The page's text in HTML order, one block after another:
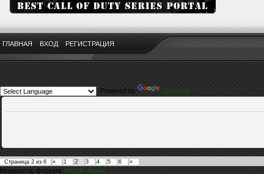
ГЛАВНАЯ ВХОД РЕГИСТРАЦИЯ
Powered by
Translate
Страница 2 из 6 « 1 2 3 4 5 6 »
Модератор форума: FiLLiN,iEnjoy